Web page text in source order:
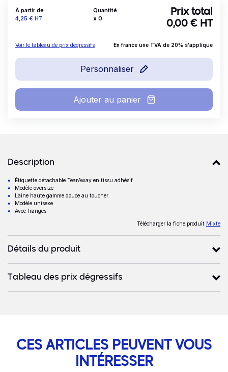
À partir de
Prix
4,25 € HT
Quantité
x 0
Prix total
0,00 € HT
Voir le tableau de prix dégressifs En france une TVA de 20% s'applique
Personnaliser
Ajouter au panier
Détails produits
Description
Description
Étiquette détachable TearAway en tissu adhésif
Modèle oversize
Laine haute gamme douce au toucher
Modèle unisexe
Avec franges
Télécharger la fiche produit Mixte
Détails du produit
Tableau des prix dégressifs
CES ARTICLES PEUVENT VOUS
INTÉRESSER